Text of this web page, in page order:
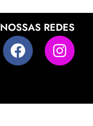
NOSSAS REDES